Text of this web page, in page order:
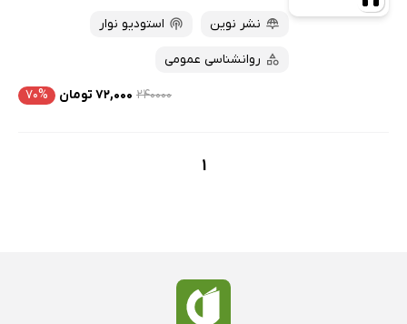
نشر نوین
استودیو نوار
روانشناسی عمومی
۲۴۰۰۰۰ ۷۲,۰۰۰ تومان ۷۰%
1